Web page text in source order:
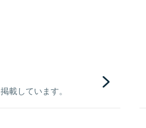
載しています。